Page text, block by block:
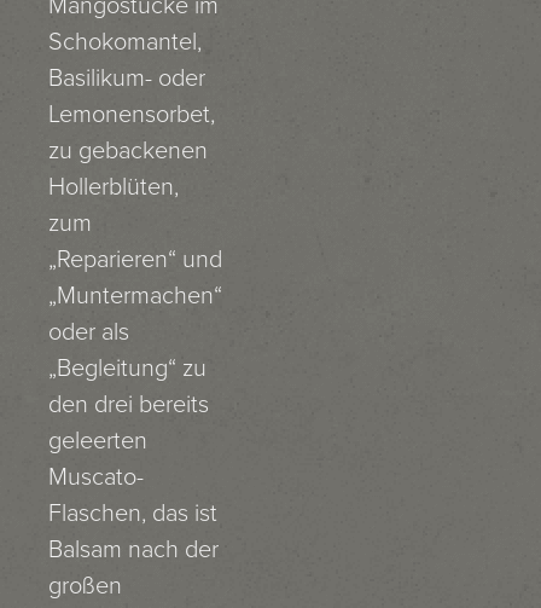
Schokomantel,
Basilikum- oder
Lemonensorbet,
zu gebackenen
Hollerblüten,
zum
„Reparieren“ und
„Muntermachen“
oder als
„Begleitung“ zu
den drei bereits
geleerten
Muscato-
Flaschen, das ist
Balsam nach der
großen